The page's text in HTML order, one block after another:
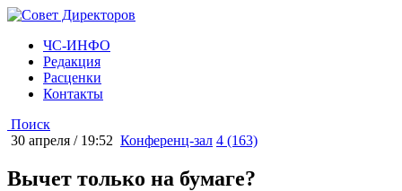
ЧС-ИНФО
Редакция
Расценки
Контакты
Поиск
30 апреля / 19:52 Конференц-зал 4 (163)
Вычет только на бумаге?